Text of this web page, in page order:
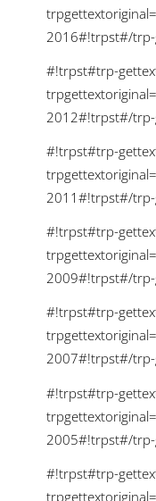
2016#!trpst#/
#!trpst#trp-
2012#!trpst#/
#!trpst#trp-
2011#!trpst#/
#!trpst#trp-
2009#!trpst#/
#!trpst#trp-
2007#!trpst#/
#!trpst#trp-
2005#!trpst#/
#!trpst#trp-